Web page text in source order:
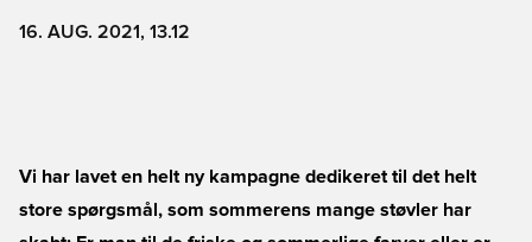
16. AUG. 2021, 13.12
Vi har lavet en helt ny kampagne dedikeret til det helt
store spørgsmål, som sommerens mange støvler har